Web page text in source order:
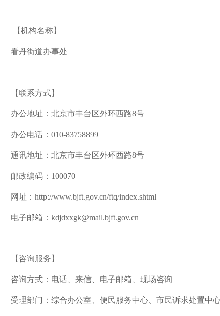
【机构名称】
看丹街道办事处
【联系方式】
办公地址：北京市丰台区外环西路8号
办公电话：010-83758899
通讯地址：北京市丰台区外环西路8号
邮政编码：100070
网址：http://www.bjft.gov.cn/ftq/index.shtml
电子邮箱：kdjdxxgk@mail.bjft.gov.cn
【咨询服务】
咨询方式：电话、来信、电子邮箱、现场咨询
受理部门：综合办公室、便民服务中心、市民诉求处置中心